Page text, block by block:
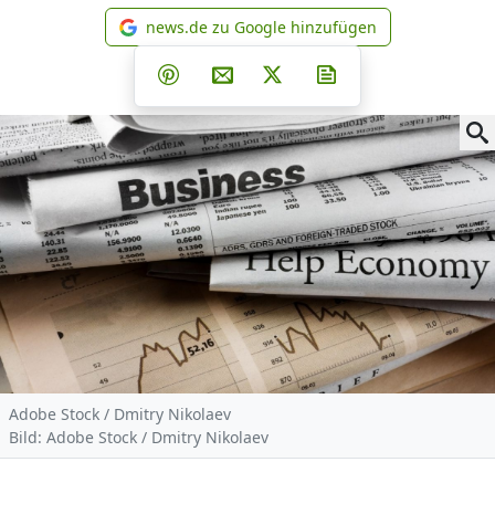
news.de zu Google
news.de zu Google hinzufügen
Teilen auf Facebook
Teilen auf Whatsapp
Teilen auf Telegram
Teilen auf Pinterest
Per E-Mail teilen
Post auf X
Adobe Stock / Dmitry Nikolaev
Bild: Adobe Stock / Dmitry Nikolaev